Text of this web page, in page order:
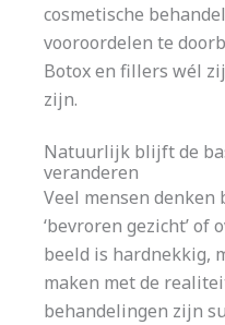
cosmetische
vooroordelen te
Botox en fillers wél
zijn.
Natuurlijk blijft de
veranderen
Veel mensen denken
‘bevroren gezicht’ of
beeld is hardnekkig,
maken met de
behandelingen zijn